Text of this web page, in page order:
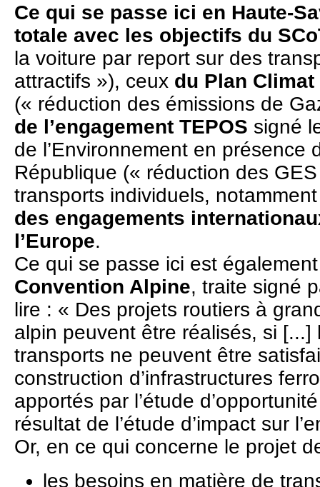
Ce qui se passe ici en Haute-
totale avec les objectifs du
la voiture par report sur des
attractifs »), ceux du Plan
(« réduction des émissions de
de l’engagement TEPOS signé
de l’Environnement en présence
République (« réduction des
transports individuels,
des engagements
l’Europe.
Ce qui se passe ici est
Convention Alpine, traite signé
lire : « Des projets routiers à
alpin peuvent être réalisés, si
transports ne peuvent être
construction d’infrastructures
apportés par l’étude
résultat de l’étude d’impact sur
Or, en ce qui concerne le projet
les besoins en matière de